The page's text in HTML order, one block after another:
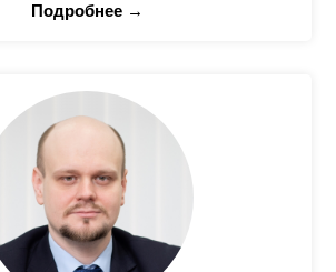
Подробнее →